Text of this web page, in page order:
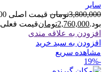
سایر
3,800,000تومان
بود.2,760,000تومانقیمت فعلی 2,760,000تومان است.
افزودن به علاقه مندی
افزودن به سبد خرید
مشاهده سریع
-19%